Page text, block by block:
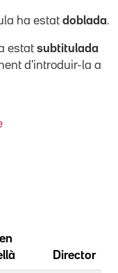
ha estat doblada.
estat subtitulada
d'introduir-la a
Director